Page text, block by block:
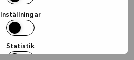
Inställningar
Statistik